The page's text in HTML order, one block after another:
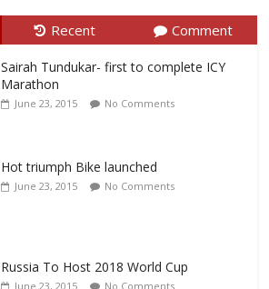
Recent Comment
Sairah Tundukar- first to complete ICY
Marathon
June 23, 2015 No Comments
Hot triumph Bike launched
June 23, 2015 No Comments
Russia To Host 2018 World Cup
June 23, 2015 No Comments